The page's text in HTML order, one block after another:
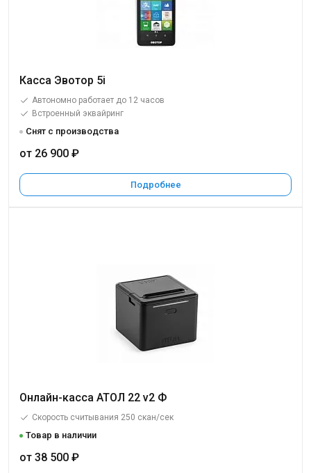
Касса Эвотор 5i
Автономно работает до 12 часов
Встроенный эквайринг
Снят с производства
от 26 900 ₽
Подробнее
Онлайн-касса АТОЛ 22 v2 Ф
Скорость считывания 250 скан/сек
Товар в наличии
от 38 500 ₽